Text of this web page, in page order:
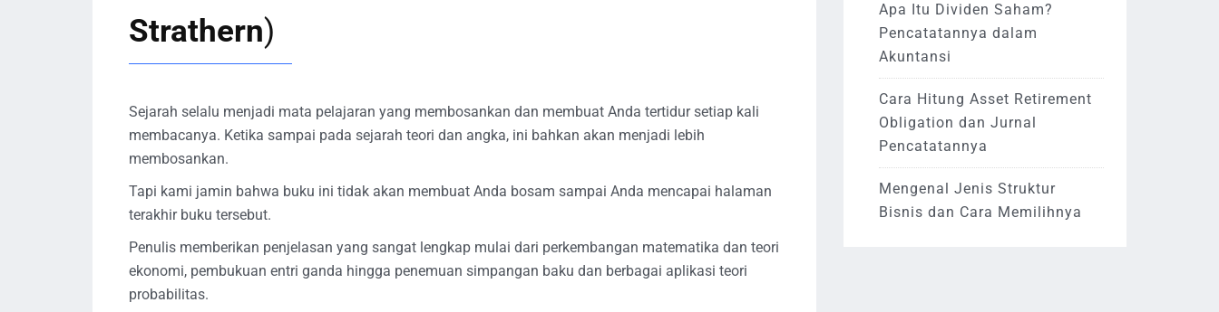
Strathern)
Sejarah selalu menjadi mata pelajaran yang membosankan dan membuat Anda tertidur setiap kali
membacanya. Ketika sampai pada sejarah teori dan angka, ini bahkan akan menjadi lebih
membosankan.
Tapi kami jamin bahwa buku ini tidak akan membuat Anda bosam sampai Anda mencapai halaman
terakhir buku tersebut.
Penulis memberikan penjelasan yang sangat lengkap mulai dari perkembangan matematika dan teori
ekonomi, pembukuan entri ganda hingga penemuan simpangan baku dan berbagai aplikasi teori
probabilitas.
Apa Itu Dividen Saham?
Pencatatannya dalam
Akuntansi
Cara Hitung Asset Retirement
Obligation dan Jurnal
Pencatatannya
Mengenal Jenis Struktur
Bisnis dan Cara Memilihnya